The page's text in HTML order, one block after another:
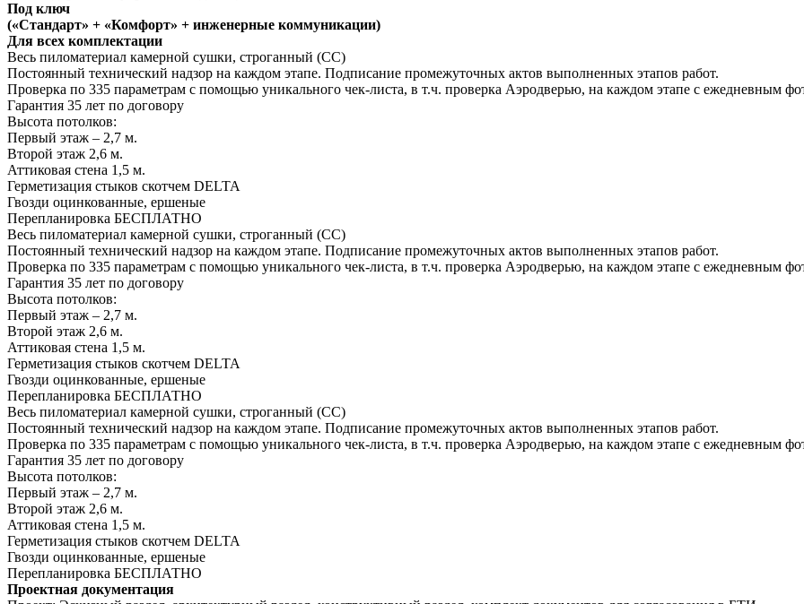
Под ключ
(«Стандарт» + «Комфорт» + инженерные коммуникации)
Для всех комплектации
Весь пиломатериал камерной сушки, строганный (СС)
Постоянный технический надзор на каждом этапе. Подписание промежуточных актов выполненных этапов работ.
Проверка по 335 параметрам с помощью уникального чек-листа, в т.ч. проверка Аэродверью, на каждом этапе с ежедневным
Гарантия 35 лет по договору
Высота потолков:
Первый этаж – 2,7 м.
Второй этаж 2,6 м.
Аттиковая стена 1,5 м.
Герметизация стыков скотчем DELTA
Гвозди оцинкованные, ершеные
Перепланировка БЕСПЛАТНО
Весь пиломатериал камерной сушки, строганный (СС)
Постоянный технический надзор на каждом этапе. Подписание промежуточных актов выполненных этапов работ.
Проверка по 335 параметрам с помощью уникального чек-листа, в т.ч. проверка Аэродверью, на каждом этапе с ежедневным
Гарантия 35 лет по договору
Высота потолков:
Первый этаж – 2,7 м.
Второй этаж 2,6 м.
Аттиковая стена 1,5 м.
Герметизация стыков скотчем DELTA
Гвозди оцинкованные, ершеные
Перепланировка БЕСПЛАТНО
Весь пиломатериал камерной сушки, строганный (СС)
Постоянный технический надзор на каждом этапе. Подписание промежуточных актов выполненных этапов работ.
Проверка по 335 параметрам с помощью уникального чек-листа, в т.ч. проверка Аэродверью, на каждом этапе с ежедневным
Гарантия 35 лет по договору
Высота потолков:
Первый этаж – 2,7 м.
Второй этаж 2,6 м.
Аттиковая стена 1,5 м.
Герметизация стыков скотчем DELTA
Гвозди оцинкованные, ершеные
Перепланировка БЕСПЛАТНО
Проектная документация